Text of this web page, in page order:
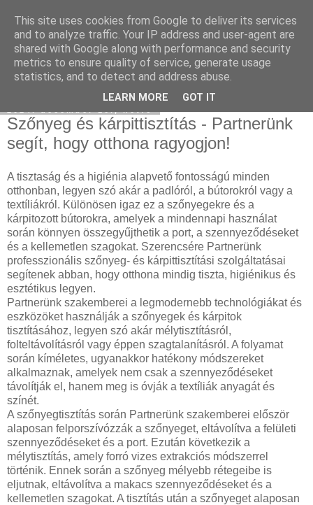
Hulladékgyűjtés
Szőnyeg és kárpittisztítás - Partnerünk
segít, hogy otthona ragyogjon!
A tisztaság és a higiénia alapvető fontosságú minden
otthonban, legyen szó akár a padlóról, a bútorokról vagy a
textíliákról. Különösen igaz ez a szőnyegekre és a
kárpitozott bútorokra, amelyek a mindennapi használat
során könnyen összegyűjthetik a port, a szennyeződéseket
és a kellemetlen szagokat. Szerencsére Partnerünk
professzionális szőnyeg- és kárpittisztítási szolgáltatásai
segítenek abban, hogy otthona mindig tiszta, higiénikus és
esztétikus legyen.
Partnerünk szakemberei a legmodernebb technológiákat és
eszközöket használják a szőnyegek és kárpitok
tisztításához, legyen szó akár mélytisztításról,
folteltávolításról vagy éppen szagtalanításról. A folyamat
során kíméletes, ugyanakkor hatékony módszereket
alkalmaznak, amelyek nem csak a szennyeződéseket
távolítják el, hanem meg is óvják a textíliák anyagát és
színét.
A szőnyegtisztítás során Partnerünk szakemberei először
alaposan felporszívózzák a szőnyeget, eltávolítva a felületi
szennyeződéseket és a port. Ezután következik a
mélytisztítás, amely forró vizes extrakciós módszerrel
történik. Ennek során a szőnyeg mélyebb rétegeibe is
eljutnak, eltávolítva a makacs szennyeződéseket és a
kellemetlen szagokat. A tisztítás után a szőnyeget alaposan
This site uses cookies from Google to deliver its services
and to analyze traffic. Your IP address and user-agent are
shared with Google along with performance and security
metrics to ensure quality of service, generate usage
statistics, and to detect and address abuse.
LEARN MORE GOT IT